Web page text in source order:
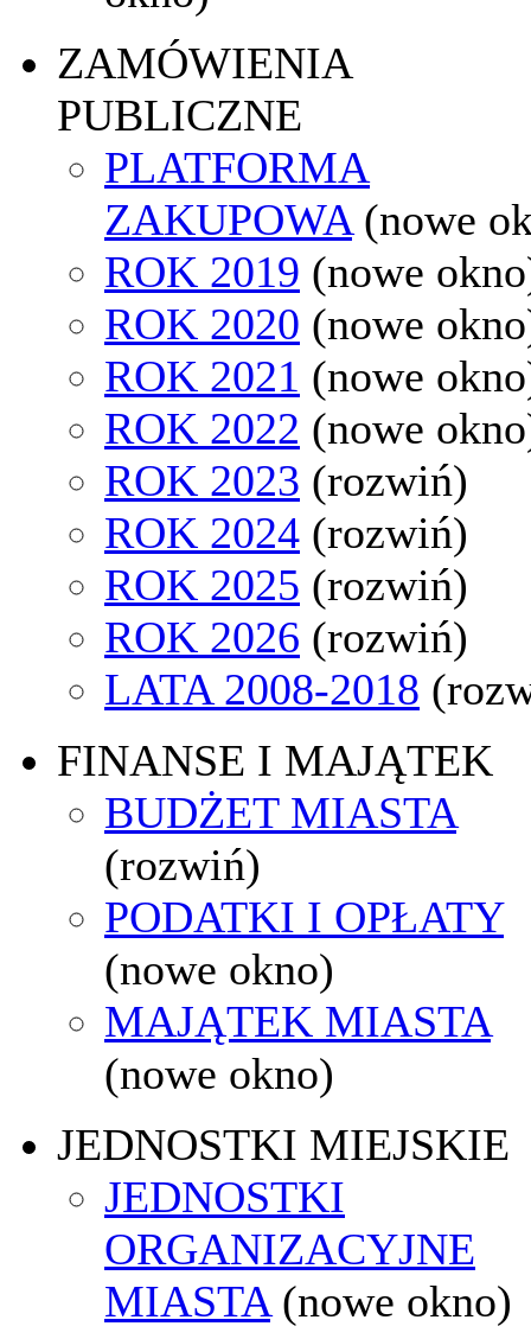
ZAMÓWIENIA
PUBLICZNE
PLATFORMA
ZAKUPOWA (nowe
ROK 2019 (nowe
ROK 2020 (nowe
ROK 2021 (nowe
ROK 2022 (nowe
ROK 2023 (rozwiń)
ROK 2024 (rozwiń)
ROK 2025 (rozwiń)
ROK 2026 (rozwiń)
LATA 2008-2018
FINANSE I MAJĄTEK
BUDŻET MIASTA
(rozwiń)
PODATKI I OPŁATY
(nowe okno)
MAJĄTEK MIASTA
(nowe okno)
JEDNOSTKI MIEJSKIE
JEDNOSTKI
ORGANIZACYJNE
MIASTA (nowe okno)